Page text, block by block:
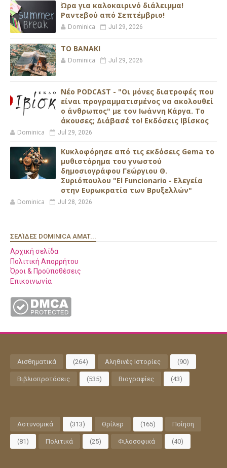
Ώρα για καλοκαιρινό διάλειμμα!
Ραντεβού από Σεπτέμβριο!
Dominica Jul 29, 2026
ΤΟ ΒΑΝΑΚΙ
Dominica Jul 29, 2026
Νέο PODCAST - "Οι μόνες διατροφές που
είναι προγραμματισμένος να ακολουθεί
ο άνθρωπος" με τον Ιωάννη Κάργα. Το
άκουσες; Διάβασέ το! Εκδόσεις Ιβίσκος
Dominica Jul 29, 2026
Κυκλοφόρησε από τις εκδόσεις Gema το
μυθιστόρημα του γνωστού
δημοσιογράφου Γεώργιου Θ.
Συριόπουλου "El Funcionario - Ελεγεία
στην Ευρωκρατία των Βρυξελλών"
Dominica Jul 28, 2026
ΣΕΛΊΔΕΣ DOMINICA AMAT...
Αρχική σελίδα
Πολιτική Απορρήτου
Όροι & Προϋποθέσεις
Επικοινωνία
Αισθηματικά (264) Αληθινές Ιστορίες (90)
Βιβλιοπροτάσεις (535) Βιογραφίες (43)
Αστυνομικά (313) Θρίλερ (165) Ποίηση
(81) Πολιτικά (25) Φιλοσοφικά (40)